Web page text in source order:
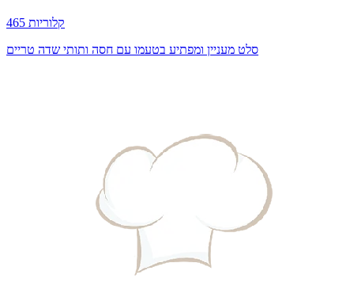
465 קלוריות
סלט מעניין ומפתיע בטעמו עם חסה ותותי שדה טריים